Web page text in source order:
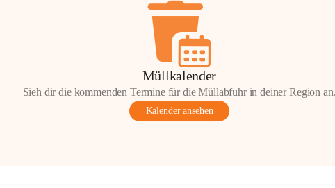
Müllkalender
Sieh dir die kommenden Termine für die Müllabfuhr in deiner Region an.
Kalender ansehen